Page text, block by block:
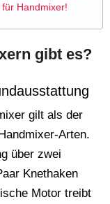
Handmixer!
gibt es?
gilt als der
Arten.
über zwei
Knethaken
Motor treibt